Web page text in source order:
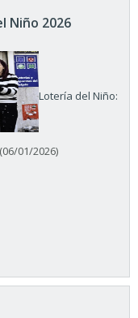
Niño 2026
Lotería del Niño:
(06/01/2026)